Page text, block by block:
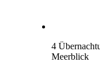
4
Meerblick